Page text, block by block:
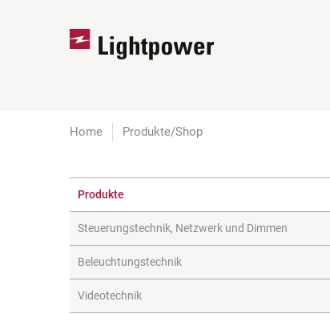
Home Produkte/Shop
Produkte
Steuerungstechnik, Netzwerk und Dimmen
Beleuchtungstechnik
Videotechnik